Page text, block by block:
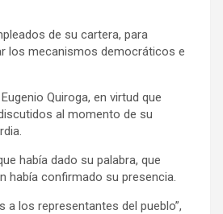
de su cartera, para
los mecanismos democráticos e
Quiroga, en virtud que
al momento de su
había dado su palabra, que
había confirmado su presencia.
los representantes del pueblo”,